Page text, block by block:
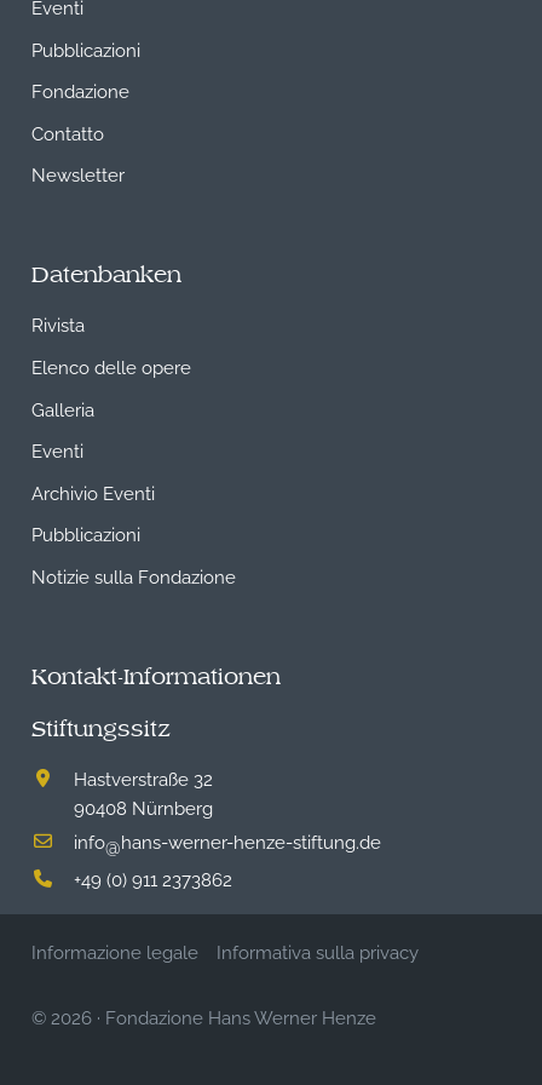
Eventi
Pubblicazioni
Fondazione
Contatto
Newsletter
Datenbanken
Rivista
Elenco delle opere
Galleria
Eventi
Archivio Eventi
Pubblicazioni
Notizie sulla Fondazione
Kontakt-Informationen
Stiftungssitz
Hastverstraße 32
90408 Nürnberg
info@hans-werner-henze-stiftung.de
+49 (0) 911 2373862
Informazione legale Informativa sulla privacy
© 2026 · Fondazione Hans Werner Henze